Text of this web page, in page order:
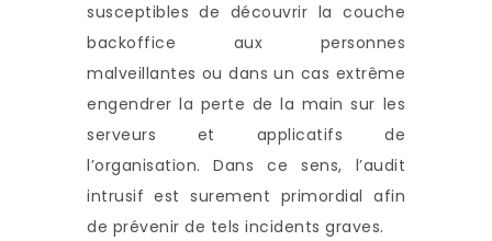
susceptibles de découvrir la couche
backoffice aux personnes
malveillantes ou dans un cas extrême
engendrer la perte de la main sur les
serveurs et applicatifs de
l’organisation. Dans ce sens, l’audit
intrusif est surement primordial afin
de prévenir de tels incidents graves.